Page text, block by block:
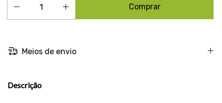
Meios de envio
Descrição